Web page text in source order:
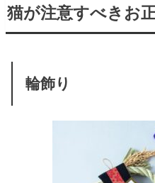
猫が注意すべきお
輪飾り